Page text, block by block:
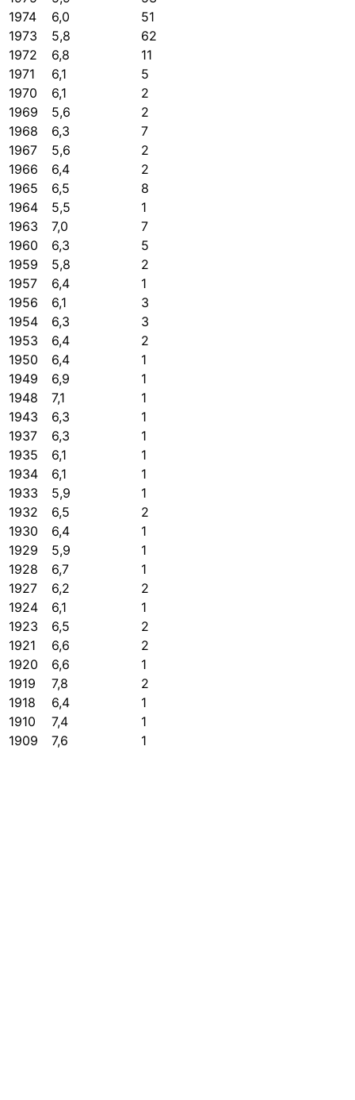
1974
6,0
51
1973
5,8
62
1972
6,8
11
1971
6,1
5
1970
6,1
2
1969
5,6
2
1968
6,3
7
1967
5,6
2
1966
6,4
2
1965
6,5
8
1964
5,5
1
1963
7,0
7
1960
6,3
5
1959
5,8
2
1957
6,4
1
1956
6,1
3
1954
6,3
3
1953
6,4
2
1950
6,4
1
1949
6,9
1
1948
7,1
1
1943
6,3
1
1937
6,3
1
1935
6,1
1
1934
6,1
1
1933
5,9
1
1932
6,5
2
1930
6,4
1
1929
5,9
1
1928
6,7
1
1927
6,2
2
1924
6,1
1
1923
6,5
2
1921
6,6
2
1920
6,6
1
1919
7,8
2
1918
6,4
1
1910
7,4
1
1909
7,6 1